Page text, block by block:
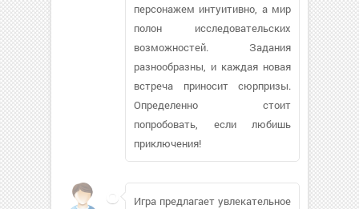
персонажем интуитивно, а мир
полон исследовательских
возможностей. Задания
разнообразны, и каждая новая
встреча приносит сюрпризы.
Определенно стоит
попробовать, если любишь
приключения!
Игра предлагает увлекательное